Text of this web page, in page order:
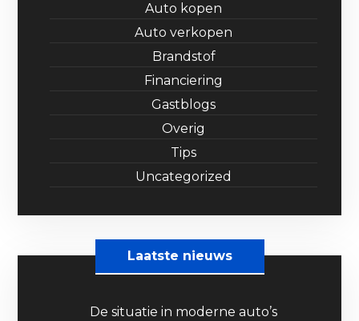
Auto kopen
Auto verkopen
Brandstof
Financiering
Gastblogs
Overig
Tips
Uncategorized
Laatste nieuws
De situatie in moderne auto’s